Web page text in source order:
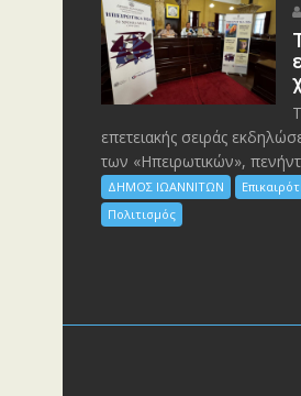
επετειακής σειράς
των «Ηπειρωτικών»,
ΔΗΜΟΣ ΙΩΑΝΝΙΤΩΝ
Πολιτισμός